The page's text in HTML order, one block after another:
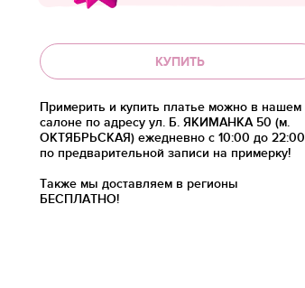
КУПИТЬ
Примерить и купить платье можно в нашем
салоне по адресу ул. Б. ЯКИМАНКА 50 (м.
ОКТЯБРЬСКАЯ) ежедневно с 10:00 до 22:00
по предварительной записи на примерку!
Также мы доставляем в регионы
БЕСПЛАТНО!